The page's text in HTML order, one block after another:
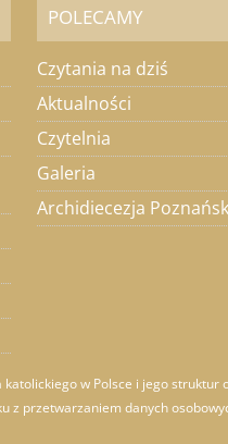
POLECAMY
Czytania na dziś
Aktualności
Czytelnia
Galeria
Archidiecezja
w Polsce i jego
przetwarzaniem danych